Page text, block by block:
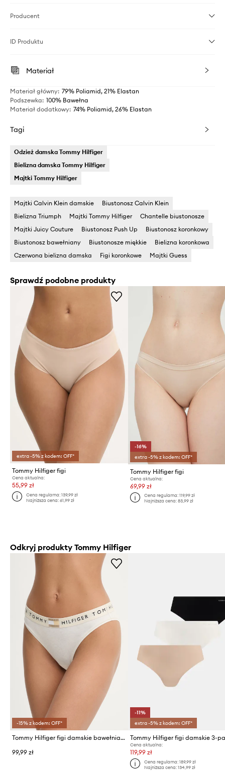
Producent
ID Produktu
Materiał
Materiał główny: 79% Poliamid, 21% Elastan
Podszewka: 100% Bawełna
Materiał dodatkowy: 74% Poliamid, 26% Elastan
Tagi
Odzież damska Tommy Hilfiger
Bielizna damska Tommy Hilfiger
Majtki Tommy Hilfiger
Majtki Calvin Klein damskie
Biustonosz Calvin Klein
Bielizna Triumph
Majtki Tommy Hilfiger
Chantelle biustonosze
Majtki Juicy Couture
Biustonosz Push Up
Biustonosz koronkowy
Biustonosz bawełniany
Biustonosze miękkie
Bielizna koronkowa
Czerwona bielizna damska
Figi koronkowe Majtki Guess
Sprawdź podobne produkty
extra -5% z kodem: OFF*
Tommy Hilfiger figi
Cena aktualna:
55,99 zł
Cena regularna:139,99 zł
Najniższa cena:61,99 zł
-16%
extra -5% z kodem: OFF*
Tommy Hilfiger figi
Cena aktualna:
69,99 zł
Cena regularna: 119,99 zł
Najniższa cena: 83,99 zł
Odkryj produkty Tommy Hilfiger
-15% z kodem: OFF*
Tommy Hilfiger figi damskie bawełniane z elastanem
99,99 zł
-11%
extra -5% z kodem: OFF*
Tommy Hilfiger figi damskie 3-
Cena aktualna:
119,99 zł
Cena regularna: 189,99 zł
Najniższa cena: 134,99 zł